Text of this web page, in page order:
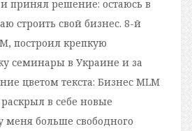
принял решение: остаюсь в
строить свой бизнес. 8-й
построил крепкую
семинары в Украине и за
цветом текста: Бизнес MLM
в себе новые
меня больше свободного